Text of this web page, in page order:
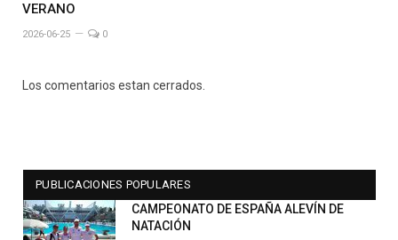
VERANO
2026-06-25 0
Los comentarios estan cerrados.
PUBLICACIONES POPULARES
CAMPEONATO DE ESPAÑA ALEVÍN DE
NATACIÓN